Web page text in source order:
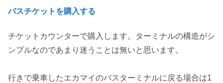
バスチケットを購入する
チケットカウンターで購入します。ターミナルの構造がシ
ンプルなのであまり迷うことは無いと思います。
行きで乗車したエカマイのバスターミナルに戻る場合は1